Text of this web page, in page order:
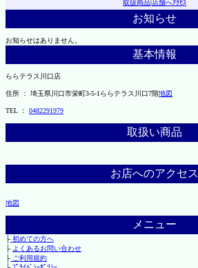
取扱商品|店舗へｱｸｾｽ
お知らせ
お知らせはありません。
基本情報
ららテラス川口店
住所 ： 埼玉県川口市栄町3-5-1ららテラス川口7階地図
TEL ： 0482291979
取扱い商品
お店へのアクセス
地図
メニュー
├初めての方へ
├ よくあるお問い合わせ
├ご利用規約